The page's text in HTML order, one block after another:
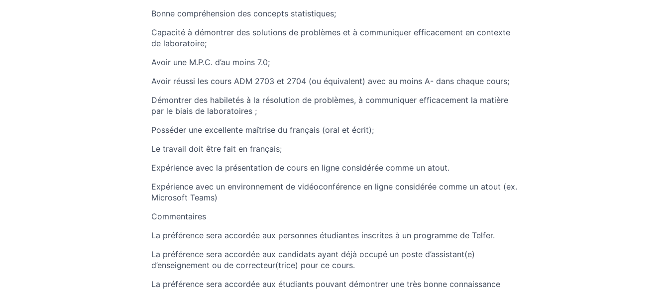
Bonne compréhension des concepts statistiques;
Capacité à démontrer des solutions de problèmes et à communiquer efficacement en contexte
de laboratoire;
Avoir une M.P.C. d’au moins 7.0;
Avoir réussi les cours ADM 2703 et 2704 (ou équivalent) avec au moins A- dans chaque cours;
Démontrer des habiletés à la résolution de problèmes, à communiquer efficacement la matière
par le biais de laboratoires ;
Posséder une excellente maîtrise du français (oral et écrit);
Le travail doit être fait en français;
Expérience avec la présentation de cours en ligne considérée comme un atout.
Expérience avec un environnement de vidéoconférence en ligne considérée comme un atout (ex.
Microsoft Teams)
Commentaires
La préférence sera accordée aux personnes étudiantes inscrites à un programme de Telfer.
La préférence sera accordée aux candidats ayant déjà occupé un poste d’assistant(e)
d’enseignement ou de correcteur(trice) pour ce cours.
La préférence sera accordée aux étudiants pouvant démontrer une très bonne connaissance